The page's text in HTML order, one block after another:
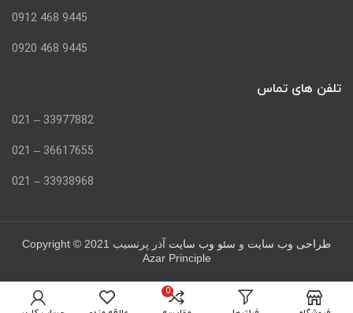
9445 468 0912
9445 468 0920
تلفن های تماس
33977882 – 021
36617655 – 021
33938968 – 021
طراحی وب سایت و سئو وب سایت آذر پرنسیب Copyright © 2021
Azar Principle
0